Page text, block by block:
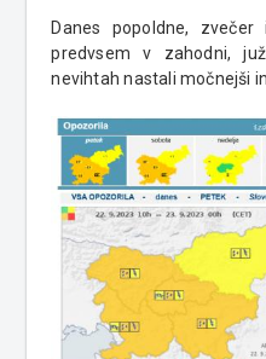
Danes popoldne,
predvsem v zahodni,
nevihtah nastali močnejši